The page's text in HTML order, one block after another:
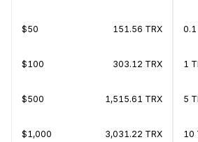
$50 151.56 TRX
$100 303.12 TRX
$500 1,515.61 TRX
$1,000 3,031.22 TRX
0.1
1
5
10